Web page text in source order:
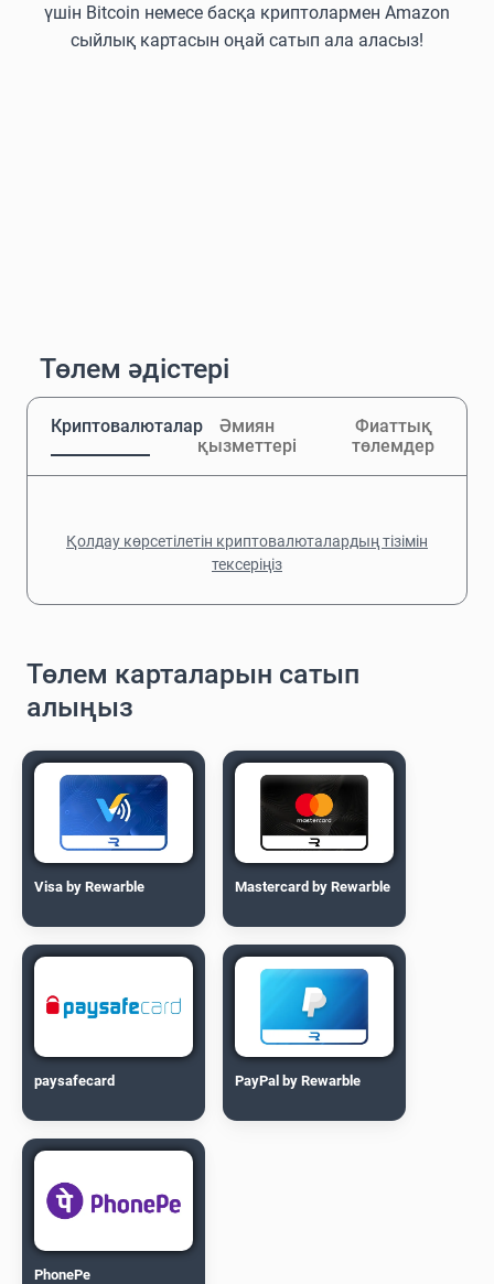
үшін Bitcoin немесе басқа криптолармен Amazon
сыйлық картасын оңай сатып ала аласыз!
Төлем әдістері
Криптовалюталар
Әмиян
қызметтері
Фиаттық
төлемдер
Қолдау көрсетілетін криптовалюталардың тізімін
тексеріңіз
Төлем карталарын сатып
алыңыз
Visa by Rewarble Mastercard by Rewarble
paysafecard PayPal by Rewarble
PhonePe